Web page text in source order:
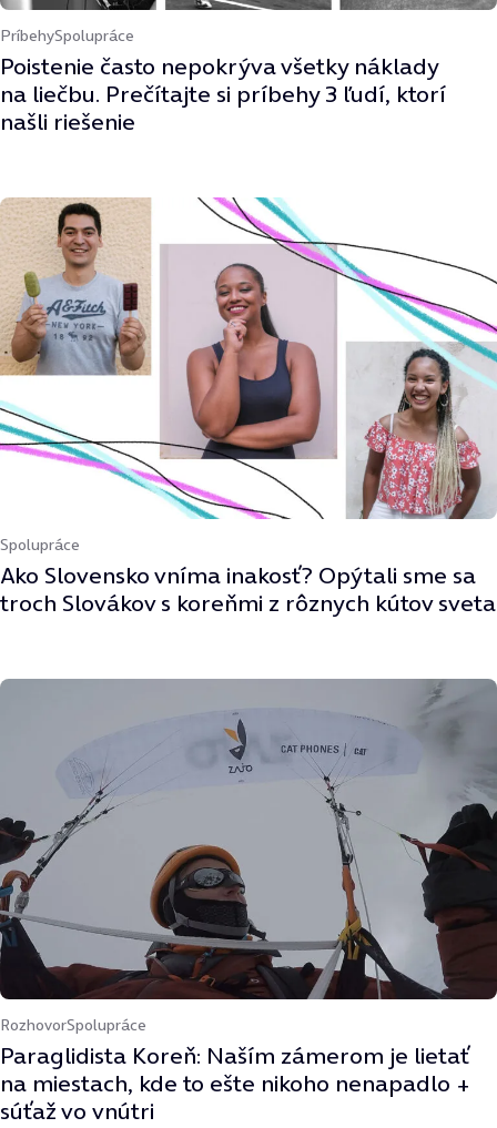
PríbehySpolupráce
Poistenie často nepokrýva všetky náklady
na liečbu. Prečítajte si príbehy 3 ľudí, ktorí
našli riešenie
Spolupráce
Ako Slovensko vníma inakosť? Opýtali sme sa
troch Slovákov s koreňmi z rôznych kútov sveta
RozhovorSpolupráce
Paraglidista Koreň: Naším zámerom je lietať
na miestach, kde to ešte nikoho nenapadlo +
súťaž vo vnútri